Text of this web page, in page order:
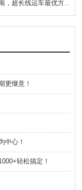
中车物流7-9 月暑期 12306 火车汽车托运指南，超长线运车最优方案
更惬意！
中心！
轻松搞定！